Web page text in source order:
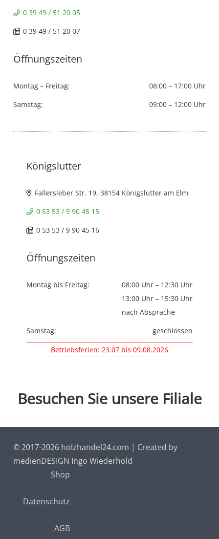
0 39 49 / 51 20 05
0 39 49 / 51 20 07
Öffnungszeiten
Montag – Freitag:
08:00 – 17:00 Uhr
Samstag:
09:00 – 12:00 Uhr
Königslutter
Fallersleber Str. 19, 38154 Königslutter am Elm
0 53 53 / 9 90 45 15
0 53 53 / 9 90 45 16
Öffnungszeiten
Montag bis Freitag:
08:00 Uhr – 12:30 Uhr
13:00 Uhr – 15:30 Uhr
nach Absprache
Samstag:
geschlossen
Betriebsferien: 23.07 bis 09.08.2026
Besuchen Sie unsere Filiale
© 2017-2026 holzhandel24.com | Created by
medienDESIGN Ingo Wiederhold
Shop
Datenschutz
AGB